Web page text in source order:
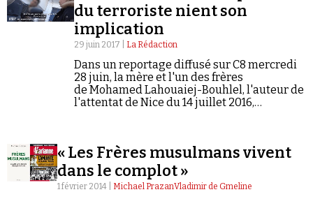
du terroriste nient son
implication
29 juin 2017 | La Rédaction
Dans un reportage diffusé sur C8 mercredi
28 juin, la mère et l'un des frères
de Mohamed Lahouaiej-Bouhlel, l'auteur de
l'attentat de Nice du 14 juillet 2016,
« Les Frères musulmans vivent
dans le complot »
1 février 2014 | Michael PrazanVladimir de Gmeline